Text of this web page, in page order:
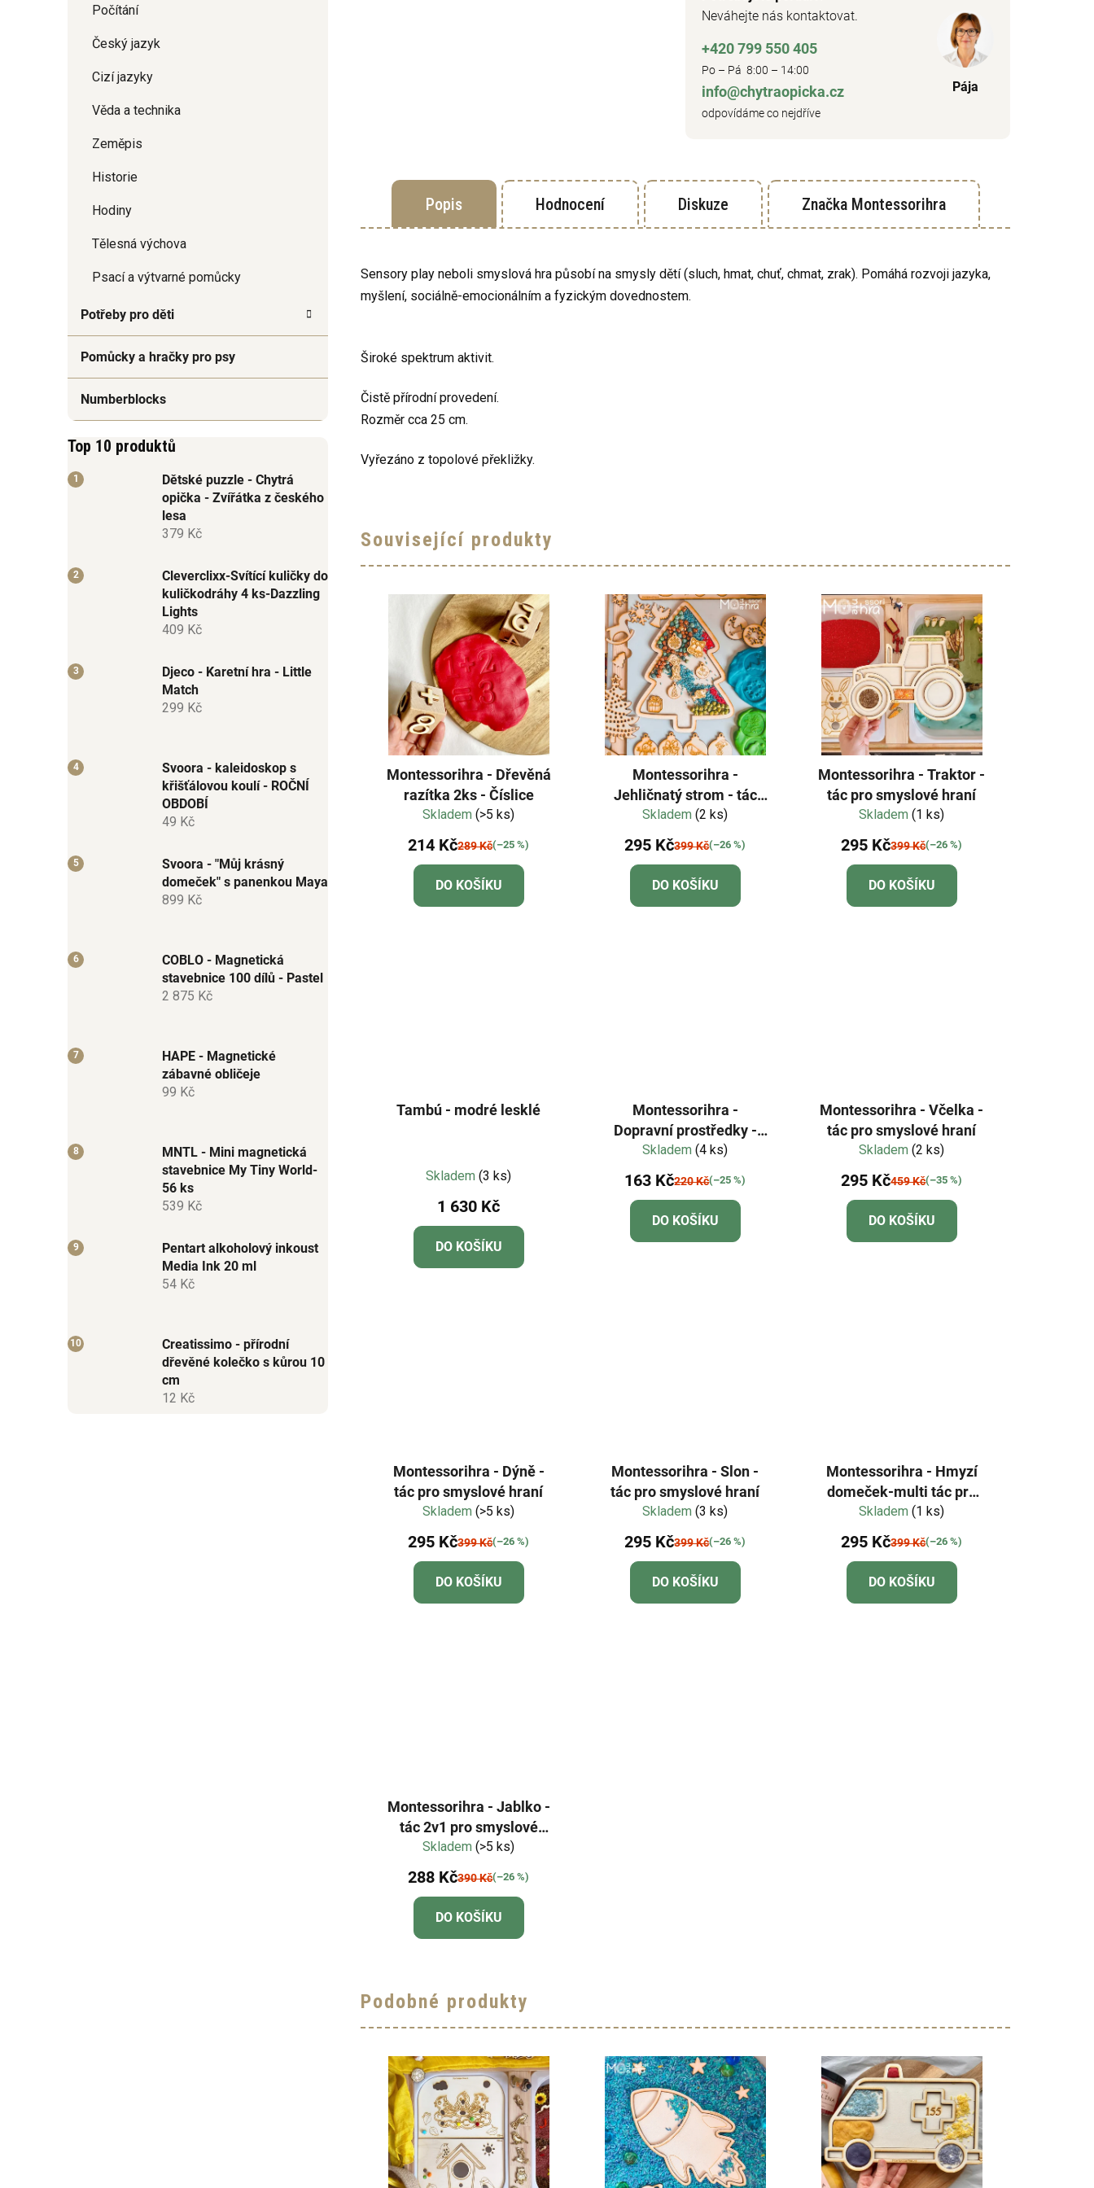
Počítání
Český jazyk
Cizí jazyky
Věda a technika
Zeměpis
Historie
Hodiny
Tělesná výchova
Psací a výtvarné pomůcky
Potřeby pro děti
Pomůcky a hračky pro psy
Numberblocks
Top 10 produktů
Dětské puzzle - Chytrá
opička - Zvířátka z českého
lesa
379 Kč
Cleverclixx-Svítící kuličky do
kuličkodráhy 4 ks-Dazzling
Lights
409 Kč
Djeco - Karetní hra - Little
Match
299 Kč
Svoora - kaleidoskop s
křišťálovou koulí - ROČNÍ
OBDOBÍ
49 Kč
Svoora - "Můj krásný
domeček" s panenkou Maya
899 Kč
COBLO - Magnetická
stavebnice 100 dílů - Pastel
2 875 Kč
HAPE - Magnetické
zábavné obličeje
99 Kč
MNTL - Mini magnetická
stavebnice My Tiny World-
56 ks
539 Kč
Pentart alkoholový inkoust
Media Ink 20 ml
54 Kč
Creatissimo - přírodní
dřevěné kolečko s kůrou 10
cm
12 Kč
Neváhejte nás kontaktovat.
+420 799 550 405
Po – Pá 8:00 – 14:00
info@chytraopicka.cz
odpovídáme co nejdříve
Pája
Popis Hodnocení Diskuze ZnačkaMontessorihra
Sensory play neboli smyslová hra působí na smysly dětí (sluch, hmat, chuť, chmat, zrak). Pomáhá rozvoji jazyka,
myšlení, sociálně-emocionálním a fyzickým dovednostem.
Široké spektrum aktivit.
Čistě přírodní provedení.
Rozměr cca 25 cm.
Vyřezáno z topolové překližky.
Související produkty
Montessorihra - Dřevěná
razítka 2ks - Číslice
Skladem(>5 ks)
214 Kč289 Kč(–25 %)
DO KOŠÍKU
Montessorihra -
Jehličnatý strom - tác
pro smyslové hraní
Skladem(2 ks)
295 Kč399 Kč(–26 %)
DO KOŠÍKU
Montessorihra - Traktor -
tác pro smyslové hraní
Skladem(1 ks)
295 Kč399 Kč(–26 %)
DO KOŠÍKU
Tambú - modré lesklé
hodnocení
produktu
je
5,0
z
Skladem(3 ks)
1 630 Kč
DO KOŠÍKU
Montessorihra -
Dopravní prostředky -
dřevěná razítka
Skladem(4 ks)
163 Kč220 Kč(–25 %)
DO KOŠÍKU
Montessorihra - Včelka -
tác pro smyslové hraní
Skladem(2 ks)
295 Kč459 Kč(–35 %)
DO KOŠÍKU
Montessorihra - Dýně -
tác pro smyslové hraní
Skladem(>5 ks)
295 Kč399 Kč(–26 %)
DO KOŠÍKU
Montessorihra - Slon -
tác pro smyslové hraní
Skladem(3 ks)
295 Kč399 Kč(–26 %)
DO KOŠÍKU
Montessorihra - Hmyzí
domeček-multi tác pro
smyslové hraní
Skladem(1 ks)
295 Kč399 Kč(–26 %)
DO KOŠÍKU
Montessorihra - Jablko -
tác 2v1 pro smyslové
hraní
Skladem(>5 ks)
288 Kč390 Kč(–26 %)
DO KOŠÍKU
Podobné produkty